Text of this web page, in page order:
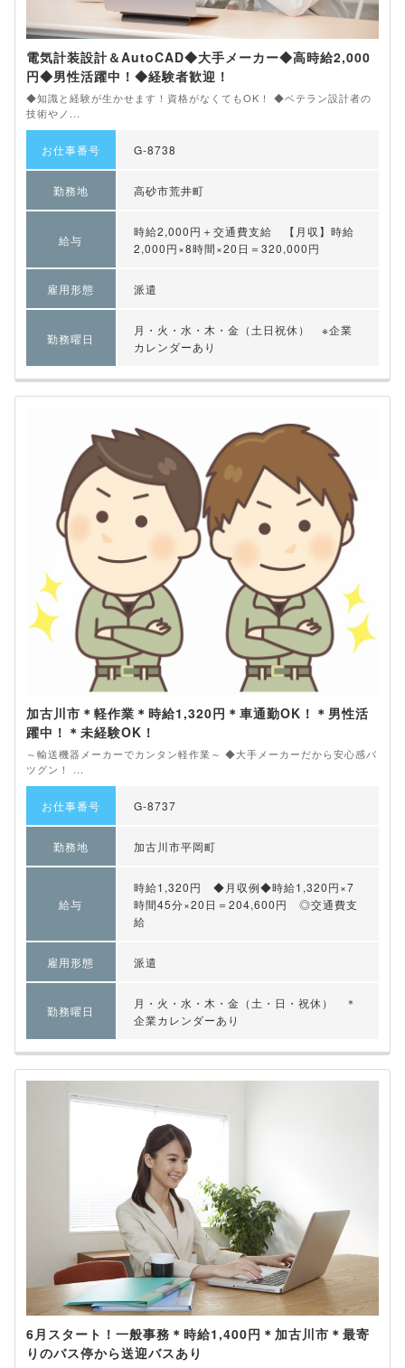
電気計装設計＆AutoCAD◆大手メーカー◆高時給2,000
円◆男性活躍中！◆経験者歓迎！
◆知識と経験が生かせます！資格がなくてもOK！ ◆ベテラン設計者の
技術やノ...
お仕事番号 G-8738
勤務地 高砂市荒井町
給与
時給2,000円＋交通費支給 【月収】時給
2,000円×8時間×20日＝320,000円
雇用形態 派遣
勤務曜日
月・火・水・木・金（土日祝休） ※企業
カレンダーあり
加古川市＊軽作業＊時給1,320円＊車通勤OK！＊男性活
躍中！＊未経験OK！
～輸送機器メーカーでカンタン軽作業～ ◆大手メーカーだから安心感バ
ツグン！ ...
お仕事番号 G-8737
勤務地 加古川市平岡町
給与
時給1,320円 ◆月収例◆時給1,320円×7
時間45分×20日＝204,600円 ◎交通費支
給
雇用形態 派遣
勤務曜日
月・火・水・木・金（土・日・祝休） ＊
企業カレンダーあり
6月スタート！一般事務＊時給1,400円＊加古川市＊最寄
りのバス停から送迎バスあり